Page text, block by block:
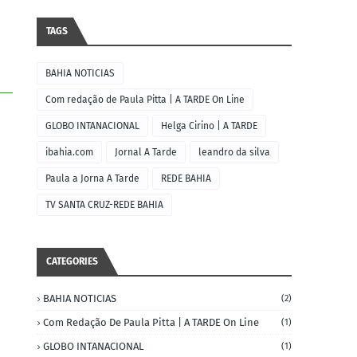
TAGS
BAHIA NOTICIAS
Com redação de Paula Pitta | A TARDE On Line
GLOBO INTANACIONAL Helga Cirino | A TARDE
ibahia.com Jornal A Tarde leandro da silva
Paula a Jorna A Tarde REDE BAHIA
TV SANTA CRUZ-REDE BAHIA
CATEGORIES
BAHIA NOTICIAS (2)
Com Redação De Paula Pitta | A TARDE On Line (1)
GLOBO INTANACIONAL (1)